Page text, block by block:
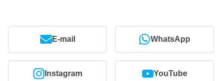
E-mail WhatsApp
Instagram YouTube